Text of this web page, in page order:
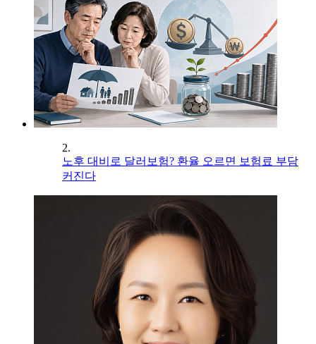
2.
노후 대비로 달러보험? 환율 오르면 보험료 부담
커진다